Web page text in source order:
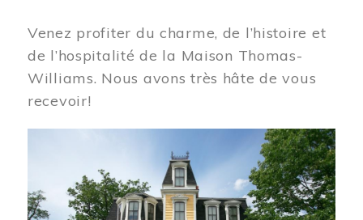
Venez profiter du charme, de l’histoire et
de l’hospitalité de la Maison Thomas-
Williams. Nous avons très hâte de vous
recevoir!